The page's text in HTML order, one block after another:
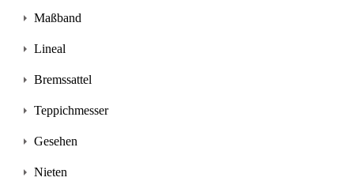
Maßband
Lineal
Bremssattel
Teppichmesser
Gesehen
Nieten